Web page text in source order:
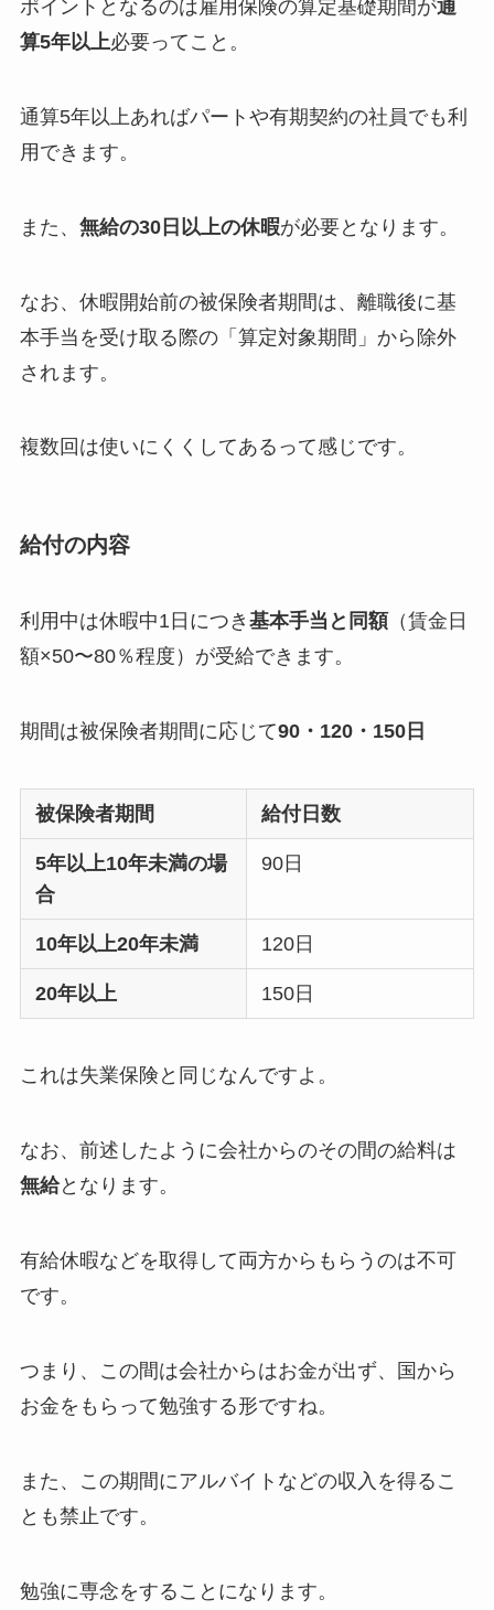
ポイントとなるのは雇用保険の算定基礎期間が通
算5年以上必要ってこと。
通算5年以上あればパートや有期契約の社員でも利
用できます。
また、 無給の30日以上の休暇が必要となります。
なお、休暇開始前の被保険者期間は、離職後に基
本手当を受け取る際の「算定対象期間」から除外
されます。
複数回は使いにくくしてあるって感じです。
給付の内容
利用中は休暇中1日につき 基本手当と同額（賃金日
額×50〜80％程度）が受給できます。
期間は被保険者期間に応じて90・120・150日
被保険者期間 給付日数
5年以上10年未満の場
合
90日
10年以上20年未満 120日
20年以上 150日
これは失業保険と同じなんですよ。
なお、前述したように会社からのその間の給料は
無給となります。
有給休暇などを取得して両方からもらうのは不可
です。
つまり、この間は会社からはお金が出ず、国から
お金をもらって勉強する形ですね。
また、この期間にアルバイトなどの収入を得るこ
とも禁止です。
勉強に専念をすることになります。